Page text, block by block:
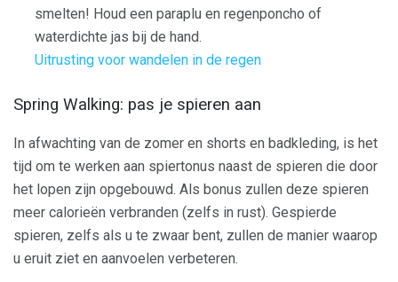
smelten! Houd een paraplu en regenponcho of
waterdichte jas bij de hand.
Uitrusting voor wandelen in de regen
Spring Walking: pas je spieren aan
In afwachting van de zomer en shorts en badkleding, is het
tijd om te werken aan spiertonus naast de spieren die door
het lopen zijn opgebouwd. Als bonus zullen deze spieren
meer calorieën verbranden (zelfs in rust). Gespierde
spieren, zelfs als u te zwaar bent, zullen de manier waarop
u eruit ziet en aanvoelen verbeteren.